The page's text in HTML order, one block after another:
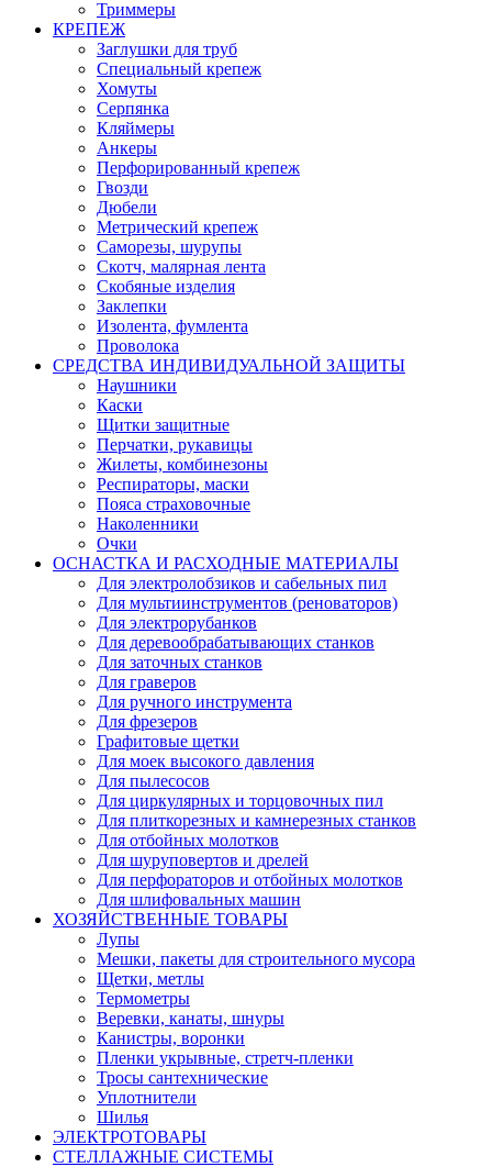
Триммеры
КРЕПЕЖ
Заглушки для труб
Специальный крепеж
Хомуты
Серпянка
Кляймеры
Анкеры
Перфорированный крепеж
Гвозди
Дюбели
Метрический крепеж
Саморезы, шурупы
Скотч, малярная лента
Скобяные изделия
Заклепки
Изолента, фумлента
Проволока
СРЕДСТВА ИНДИВИДУАЛЬНОЙ ЗАЩИТЫ
Наушники
Каски
Щитки защитные
Перчатки, рукавицы
Жилеты, комбинезоны
Респираторы, маски
Пояса страховочные
Наколенники
Очки
ОСНАСТКА И РАСХОДНЫЕ МАТЕРИАЛЫ
Для электролобзиков и сабельных пил
Для мультиинструментов (реноваторов)
Для электрорубанков
Для деревообрабатывающих станков
Для заточных станков
Для граверов
Для ручного инструмента
Для фрезеров
Графитовые щетки
Для моек высокого давления
Для пылесосов
Для циркулярных и торцовочных пил
Для плиткорезных и камнерезных станков
Для отбойных молотков
Для шуруповертов и дрелей
Для перфораторов и отбойных молотков
Для шлифовальных машин
ХОЗЯЙСТВЕННЫЕ ТОВАРЫ
Лупы
Мешки, пакеты для строительного мусора
Щетки, метлы
Термометры
Веревки, канаты, шнуры
Канистры, воронки
Пленки укрывные, стретч-пленки
Тросы сантехнические
Уплотнители
Шилья
ЭЛЕКТРОТОВАРЫ
СТЕЛЛАЖНЫЕ СИСТЕМЫ